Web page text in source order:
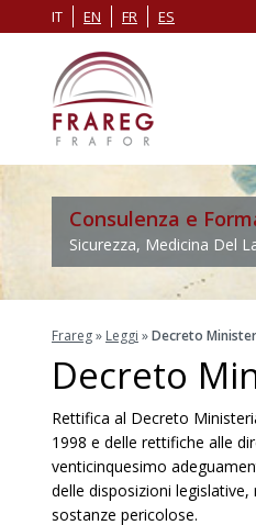
IT EN FR ES
Consulenza e
Sicurezza, Medicina Del
Frareg» Leggi »Decreto
Decreto
Rettifica al Decreto
1998 e delle rettifiche alle
venticinquesimo
delle disposizioni
sostanze pericolose.